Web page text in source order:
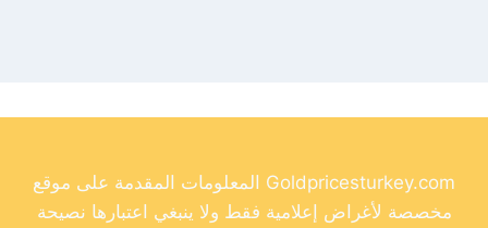
المعلومات المقدمة على موقع Goldpricesturkey.com
مخصصة لأغراض إعلامية فقط ولا ينبغي اعتبارها نصيحة